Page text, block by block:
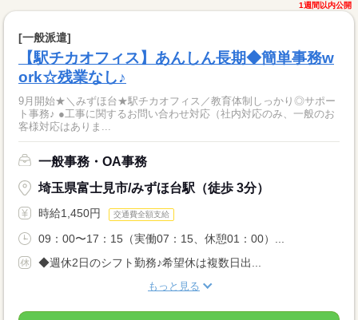
1週間以内公開
[一般派遣]
【駅チカオフィス】あんしん長期◆簡単事務w
ork☆残業なし♪
9月開始★＼みずほ台★駅チカオフィス／教育体制しっかり◎サポー
ト事務♪ ●工事に関するお問い合わせ対応（社内対応のみ、一般のお
客様対応はありま...
一般事務・OA事務
埼玉県富士見市/みずほ台駅（徒歩 3分）
時給1,450円 交通費全額支給
09：00〜17：15（実働07：15、休憩01：00）...
◆週休2日のシフト勤務♪希望休は複数日出...
もっと見る